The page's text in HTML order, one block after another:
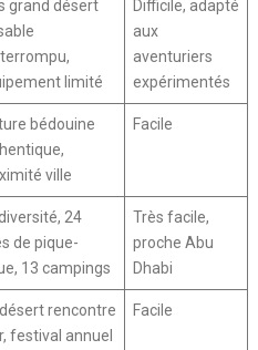
grand désert
limité
Difficile, adapté
aux
aventuriers
expérimentés
bédouine
ville
Facile
24
de pique-
13 campings
Très facile,
proche Abu
Dhabi
rencontre
festival annuel
Facile